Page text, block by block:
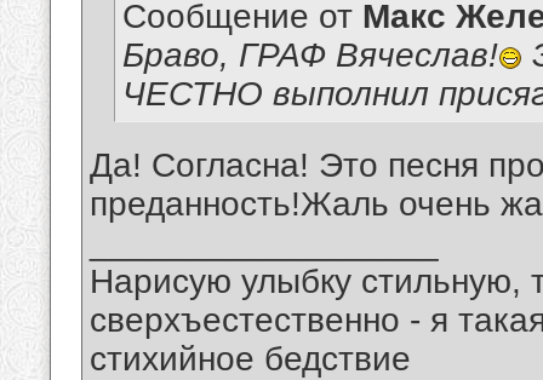
Сообщение от Макс
Браво, ГРАФ Вячеслав!
ЧЕСТНО выполнил
Да! Согласна! Это песня
преданность!Жаль очень
Нарисую улыбку стильную,
сверхъестественно - я
стихийное бедствие